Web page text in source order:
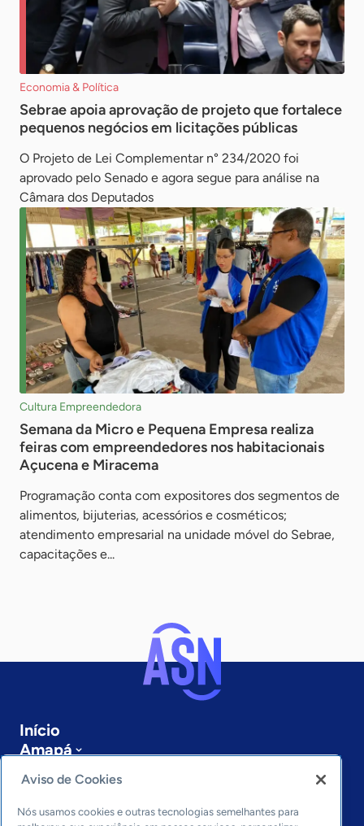
Economia & Política
Sebrae apoia aprovação de projeto que fortalece
pequenos negócios em licitações públicas
O Projeto de Lei Complementar n° 234/2020 foi
aprovado pelo Senado e agora segue para análise na
Câmara dos Deputados
Cultura Empreendedora
Semana da Micro e Pequena Empresa realiza
feiras com empreendedores nos habitacionais
Açucena e Miracema
Programação conta com expositores dos segmentos de
alimentos, bijuterias, acessórios e cosméticos;
atendimento empresarial na unidade móvel do Sebrae,
capacitações e...
Início
Amapá
Sobre a ASN
Últimas notícias
Entre em contato
Aviso de Cookies
Nós usamos cookies e outras tecnologias semelhantes para